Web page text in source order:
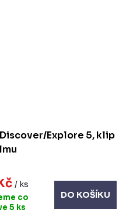
Explore 5, klip
/ ks
co
5 ks
DO KOŠÍKU